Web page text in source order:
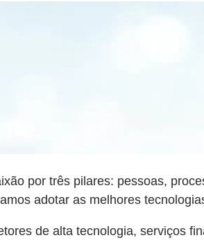
por três pilares: pessoas,
adotar as melhores
de alta tecnologia, serviços